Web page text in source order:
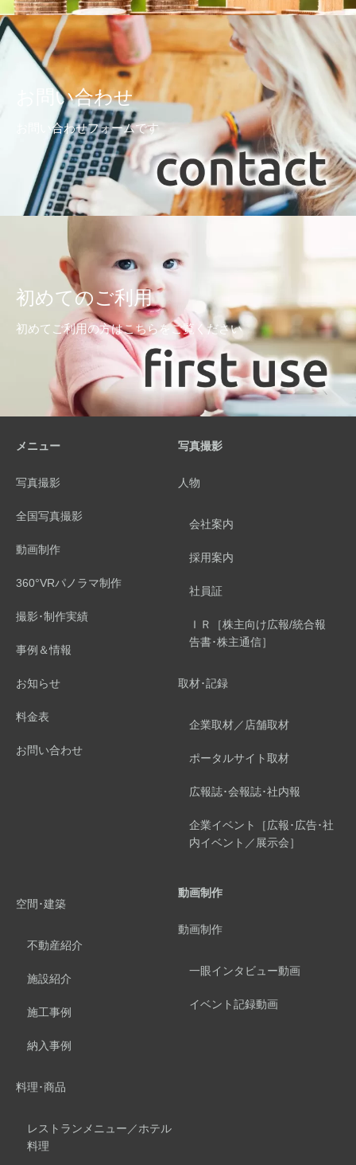
お問い合わせ
お問い合わせフォームです
初めてのご利用
初めてご利用の方はこちらをご覧ください
メニュー
写真撮影
全国写真撮影
動画制作
360°VRパノラマ制作
撮影･制作実績
事例＆情報
お知らせ
料金表
お問い合わせ
写真撮影
人物
会社案内
採用案内
社員証
ＩＲ［株主向け広報/統合報
告書･株主通信］
取材･記録
企業取材／店舗取材
ポータルサイト取材
広報誌･会報誌･社内報
企業イベント［広報･広告･社
内イベント／展示会］
空間･建築
不動産紹介
施設紹介
施工事例
納入事例
料理･商品
レストランメニュー／ホテル
料理
動画制作
動画制作
一眼インタビュー動画
イベント記録動画